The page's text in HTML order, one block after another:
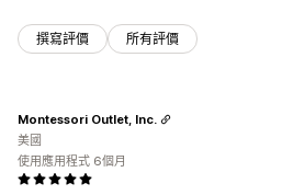
撰寫評價 所有評價
Montessori Outlet, Inc.
美國
使用應用程式 6個月